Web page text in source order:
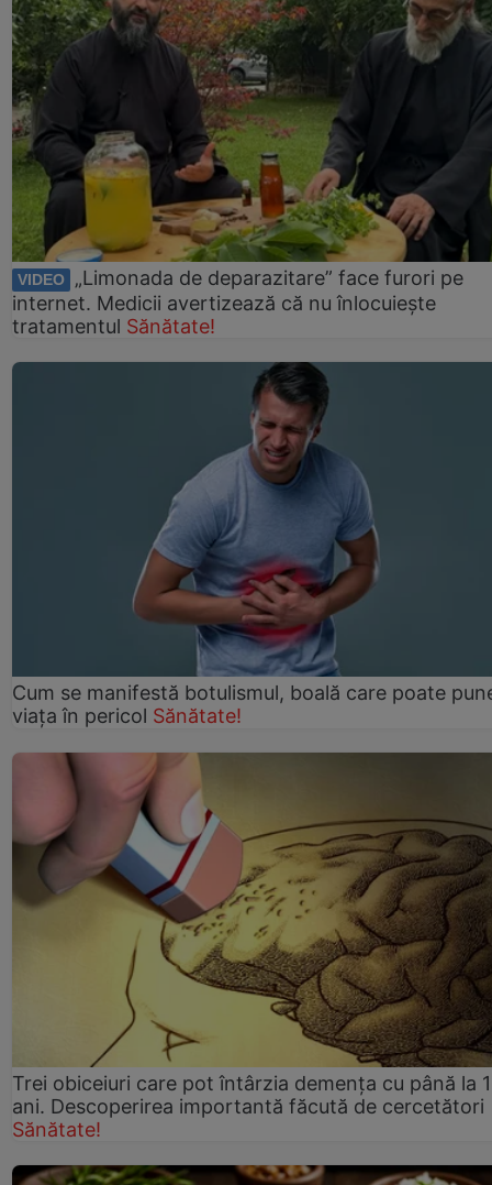
VIDEO
„Limonada de deparazitare” face furori pe
internet. Medicii avertizează că nu înlocuiește
tratamentul Sănătate!
Cum se manifestă botulismul, boală care poate
viaţa în pericol Sănătate!
Trei obiceiuri care pot întârzia demența cu până la
ani. Descoperirea importantă făcută de cercetători
Sănătate!